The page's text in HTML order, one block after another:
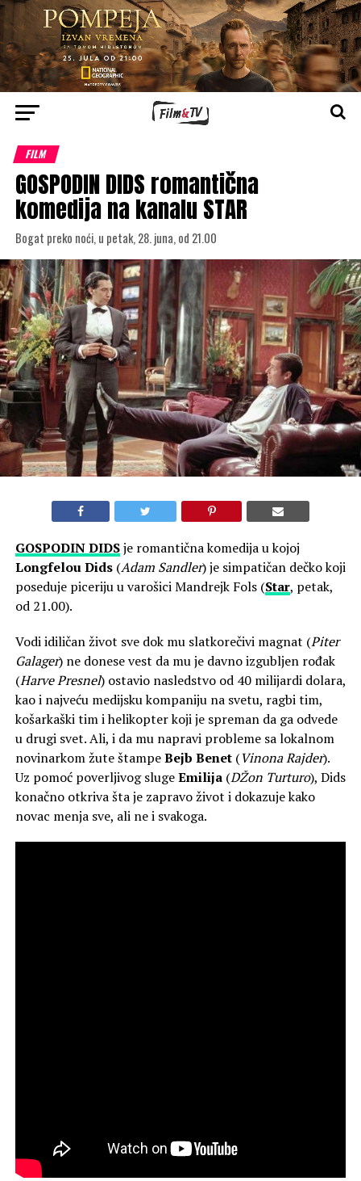
FILM
GOSPODIN DIDS romantična
komedija na kanalu STAR
Bogat preko noći, u petak, 28. juna, od 21.00
GOSPODINDIDSje romantična komedija u kojoj
Longfelou Dids(Adam Sandler) je simpatičan dečko koji
poseduje piceriju u varošici Mandrejk Fols (Star, petak,
od 21.00).
Vodi idiličan život sve dok mu slatkorečivi magnat (Piter
Galager) ne donese vest da mu je davno izgubljen rođak
(Harve Presnel) ostavio nasledstvo od 40 milijardi dolara,
kao i najveću medijsku kompaniju na svetu, ragbi tim,
košarkaški tim i helikopter koji je spreman da ga odvede
u drugi svet. Ali, i da mu napravi probleme sa lokalnom
novinarkom žute štampeBejb Benet(Vinona Rajder).
Uz pomoć poverljivog slugeEmilija(DŽon Turturo), Dids
konačno otkriva šta je zapravo život i dokazuje kako
novac menja sve, ali ne i svakoga.